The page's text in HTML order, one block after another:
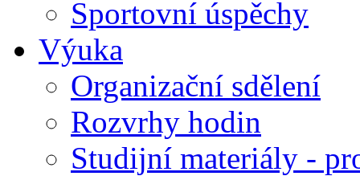
Sportovní úspěchy
Výuka
Organizační sdělení
Rozvrhy hodin
Studijní materiály -